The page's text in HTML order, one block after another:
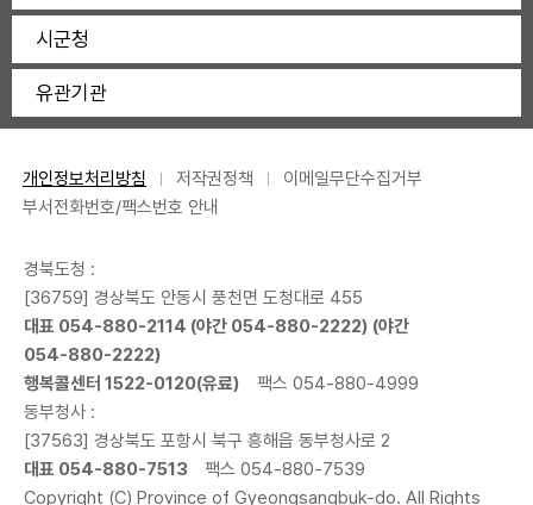
시군청
유관기관
개인정보처리방침 저작권정책
이메일무단수집거부
부서전화번호/팩스번호 안내
경북도청 :
[36759] 경상북도 안동시 풍천면 도청대로 455
대표 054-880-2114 (야간 054-880-2222) (야간
054-880-2222)
행복콜센터 1522-0120(유료)
팩스 054-880-4999
동부청사 :
[37563] 경상북도 포항시 북구 흥해읍 동부청사로 2
대표 054-880-7513
팩스 054-880-7539
Copyright (C) Province of Gyeongsangbuk-do. All Rights